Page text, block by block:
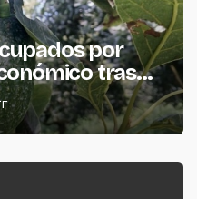
por
tras